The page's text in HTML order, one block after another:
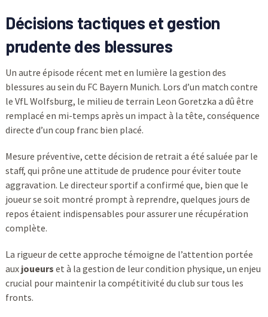
Décisions tactiques et gestion
prudente des blessures
Un autre épisode récent met en lumière la gestion des
blessures au sein du FC Bayern Munich. Lors d’un match contre
le VfL Wolfsburg, le milieu de terrain Leon Goretzka a dû être
remplacé en mi-temps après un impact à la tête, conséquence
directe d’un coup franc bien placé.
Mesure préventive, cette décision de retrait a été saluée par le
staff, qui prône une attitude de prudence pour éviter toute
aggravation. Le directeur sportif a confirmé que, bien que le
joueur se soit montré prompt à reprendre, quelques jours de
repos étaient indispensables pour assurer une récupération
complète.
La rigueur de cette approche témoigne de l’attention portée
aux joueurs et à la gestion de leur condition physique, un enjeu
crucial pour maintenir la compétitivité du club sur tous les
fronts.